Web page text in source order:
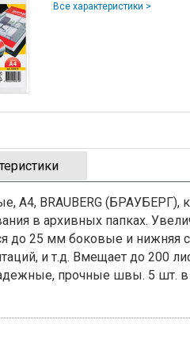
Все характеристики >
A4, BRAUBERG
в архивных папках.
до 25 мм боковые и нижняя
и т.д. Вмещает до 200
прочные швы. 5 шт. в